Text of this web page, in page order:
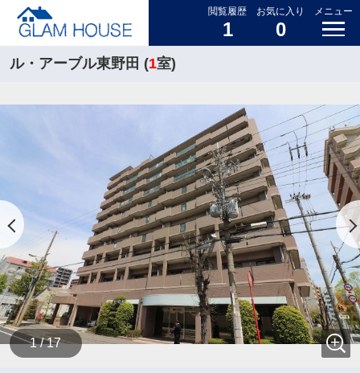
閲覧履歴
1
お気に入り
0
メニュー
ル・アーブル東野田 (1室)
1 / 17